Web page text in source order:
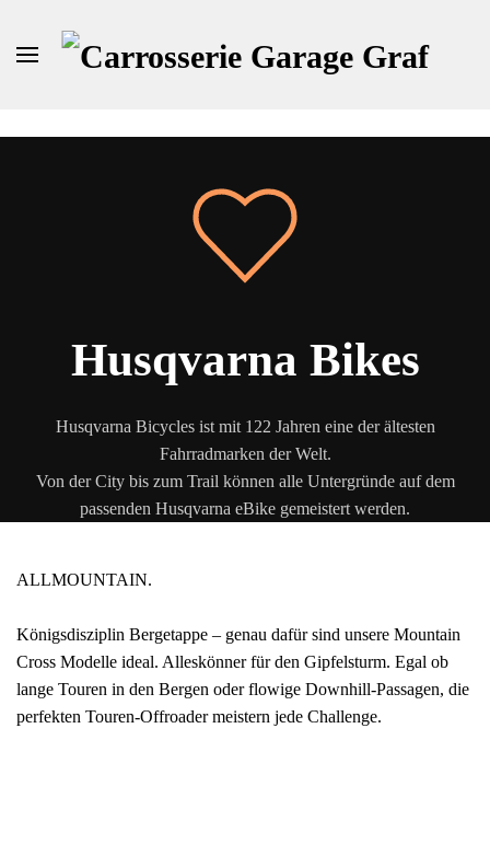
Zum Hauptinhalt springen
Husqvarna Bikes
Husqvarna Bicycles ist mit 122 Jahren eine der ältesten
Fahrradmarken der Welt.
Von der City bis zum Trail können alle Untergründe auf dem
passenden Husqvarna eBike gemeistert werden.
ALLMOUNTAIN.
Königsdisziplin Bergetappe – genau dafür sind unsere Mountain
Cross Modelle ideal. Alleskönner für den Gipfelsturm. Egal ob
lange Touren in den Bergen oder flowige Downhill-Passagen, die
perfekten Touren-Offroader meistern jede Challenge.